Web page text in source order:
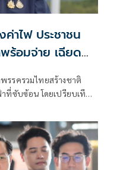
าไฟ ประชาชน
ร้อมจ่าย เฉียด
รรครวมไทยสร้างชาติ
ที่ซับซ้อน โดยเปรียบเทียบ
ชน